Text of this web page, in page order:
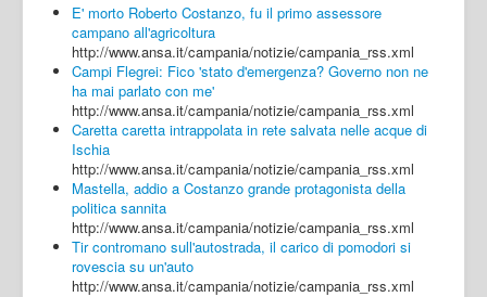
E' morto Roberto Costanzo, fu il primo assessore
campano all'agricoltura
http://www.ansa.it/campania/notizie/campania_rss.xml
Campi Flegrei: Fico 'stato d'emergenza? Governo non ne
ha mai parlato con me'
http://www.ansa.it/campania/notizie/campania_rss.xml
Caretta caretta intrappolata in rete salvata nelle acque di
Ischia
http://www.ansa.it/campania/notizie/campania_rss.xml
Mastella, addio a Costanzo grande protagonista della
politica sannita
http://www.ansa.it/campania/notizie/campania_rss.xml
Tir contromano sull'autostrada, il carico di pomodori si
rovescia su un'auto
http://www.ansa.it/campania/notizie/campania_rss.xml